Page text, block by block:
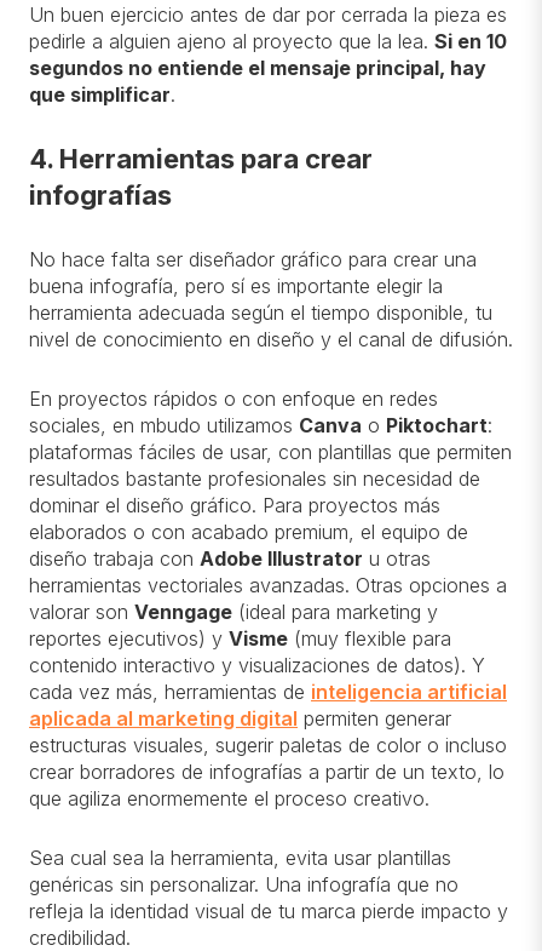
Un buen ejercicio antes de dar por cerrada la pieza es
pedirle a alguien ajeno al proyecto que la lea. Si en 10
segundos no entiende el mensaje principal, hay
que simplificar.
4. Herramientas para crear
infografías
No hace falta ser diseñador gráfico para crear una
buena infografía, pero sí es importante elegir la
herramienta adecuada según el tiempo disponible, tu
nivel de conocimiento en diseño y el canal de difusión.
En proyectos rápidos o con enfoque en redes
sociales, en mbudo utilizamos Canva o Piktochart:
plataformas fáciles de usar, con plantillas que permiten
resultados bastante profesionales sin necesidad de
dominar el diseño gráfico. Para proyectos más
elaborados o con acabado premium, el equipo de
diseño trabaja con Adobe Illustrator u otras
herramientas vectoriales avanzadas. Otras opciones a
valorar son Venngage (ideal para marketing y
reportes ejecutivos) y Visme (muy flexible para
contenido interactivo y visualizaciones de datos). Y
cada vez más, herramientas de inteligencia artificial
aplicada al marketing digital permiten generar
estructuras visuales, sugerir paletas de color o incluso
crear borradores de infografías a partir de un texto, lo
que agiliza enormemente el proceso creativo.
Sea cual sea la herramienta, evita usar plantillas
genéricas sin personalizar. Una infografía que no
refleja la identidad visual de tu marca pierde impacto y
credibilidad.